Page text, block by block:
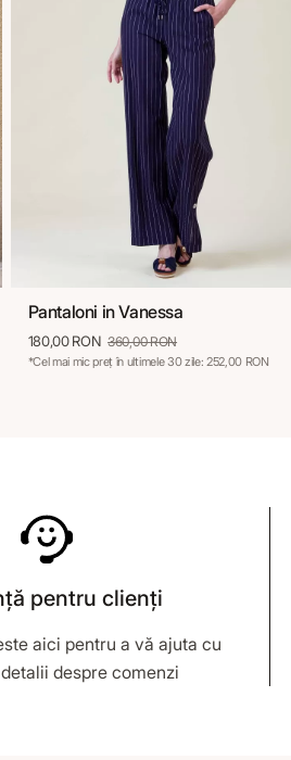
36 38 40
Pantaloni in Vanessa
180,00 RON 360,00 RON
*Cel mai mic preț în ultimele 30 zile: 252,00 RON
pentru clienți
aici pentru a vă ajuta cu
despre comenzi